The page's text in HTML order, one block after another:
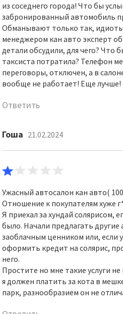
из соседнего города! Что бы
забронированный автомобиль
Обманывают только так,
менеджером кан авто эксперт
детали обсудили, для чего? Что
таксиста потратила? Телефон
переговоры, отключен, а в
вообще не работает! Еще лучше!
Ответить
Гоша 21.02.2024
Ужасный автосалон кан авто(
Отношение к покупателям хуже
Я приехал за хундай солярисом,
было. Начали предлагать
заоблачным ценником или, если
оформить кредит на солярис,
него.
Простите но мне такие услуги
я должен платить за кота в
парк, разнообразием он не